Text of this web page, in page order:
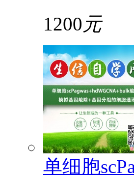
1200 元
单细胞